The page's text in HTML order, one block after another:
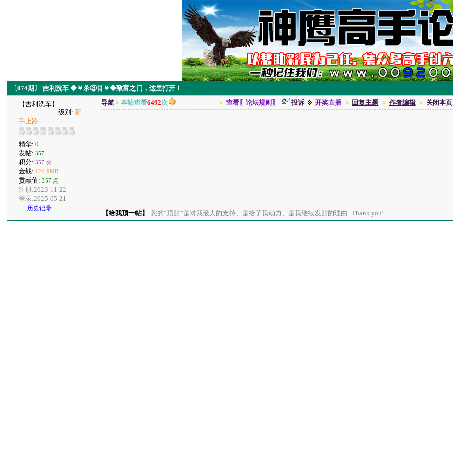
〔074期〕 吉利洗车 ◆￥杀③肖￥◆致富之门，这里打开！
【吉利洗车】
级别: 新
手上路
精华:0
发帖:357
积分:357 分
金钱: 124 RMB
贡献值:357 点
注册:2023-11-22
登录:2025-05-21
历史记录
导航 本帖查看6492次 查看〖论坛规则〗 投诉 开奖直播 回复主题 作者编辑 关闭本页
【给我顶一帖】 您的“顶贴”是对我最大的支持、是给了我动力、是我继续发贴的理由...Thank you!